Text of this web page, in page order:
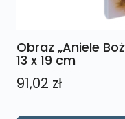
Obraz „Aniele
13 x 19 cm
91,02 zł